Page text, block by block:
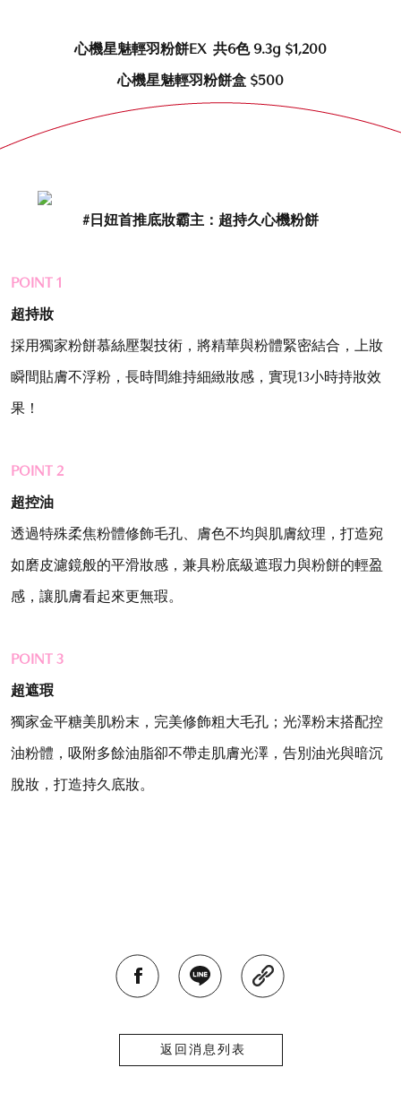
心機星魅輕羽粉餅EX 共6色9.3g $1,200
心機星魅輕羽粉餅盒 $500
#日妞首推底妝霸主：超持久心機粉餅
POINT 1
超持妝
採用獨家粉餅慕絲壓製技術，將精華與粉體緊密結合，上妝
瞬間貼膚不浮粉，長時間維持細緻妝感，實現13小時持妝效
果！
POINT 2
超控油
透過特殊柔焦粉體修飾毛孔、膚色不均與肌膚紋理，打造宛
如磨皮濾鏡般的平滑妝感，兼具粉底級遮瑕力與粉餅的輕盈
感，讓肌膚看起來更無瑕。
POINT 3
超遮瑕
獨家金平糖美肌粉末，完美修飾粗大毛孔；光澤粉末搭配控
油粉體，吸附多餘油脂卻不帶走肌膚光澤，告別油光與暗沉
脫妝，打造持久底妝。
返回消息列表